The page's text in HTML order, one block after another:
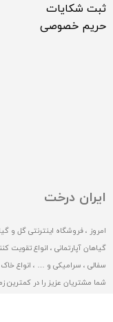
ثبت شکایات
حریم خصوصی
ایران درخت
گیاهان آپارتمانی ، انواع تقویت
سفالی ، سرامیکی و … ، انواع
شما مشتریان عزیز را در کمترین